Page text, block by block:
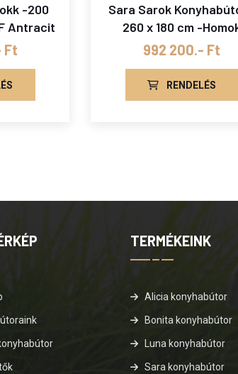
-200
Antracit
Ft
Sara Sarok
260 x 180 cm -
992 200.- Ft
RENDELÉS
TERMÉKEINK
Alicia konyhabútor
Bonita konyhabútor
Luna konyhabútor
Sara konyhabútor